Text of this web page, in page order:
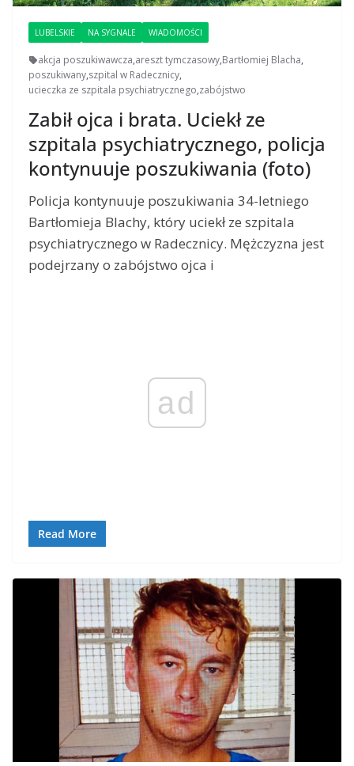
LUBELSKIE NA SYGNALE WIADOMOŚCI
akcja poszukiwawcza,areszt tymczasowy,Bartłomiej Blacha,
poszukiwany,szpital w Radecznicy,
ucieczka ze szpitala psychiatrycznego,zabójstwo
Zabił ojca i brata. Uciekł ze
szpitala psychiatrycznego, policja
kontynuuje poszukiwania (foto)
Policja kontynuuje poszukiwania 34-letniego
Bartłomieja Blachy, który uciekł ze szpitala
psychiatrycznego w Radecznicy. Mężczyzna jest
podejrzany o zabójstwo ojca i
ad
Read More